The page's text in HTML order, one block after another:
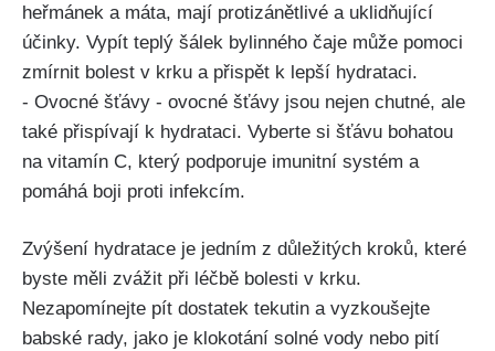
heřmánek a máta,‍ mají protizánětlivé a uklidňující
účinky. Vypít teplý šálek bylinného čaje ⁤může pomoci
zmírnit bolest v⁢ krku a⁤ přispět⁤ k lepší hydrataci.
-‌ Ovocné šťávy ‌- ovocné šťávy‌ jsou‌ nejen chutné, ale
také přispívají k hydrataci. Vyberte si šťávu bohatou
na vitamín C, který ⁣podporuje ‌imunitní systém a​
pomáhá boji proti infekcím.
Zvýšení hydratace je jedním​ z důležitých kroků,‍ které
byste měli zvážit​ při léčbě bolesti‌ v⁤ krku.
Nezapomínejte pít dostatek tekutin‌ a vyzkoušejte
babské‌ rady, jako je ​klokotání⁤ solné vody nebo pití